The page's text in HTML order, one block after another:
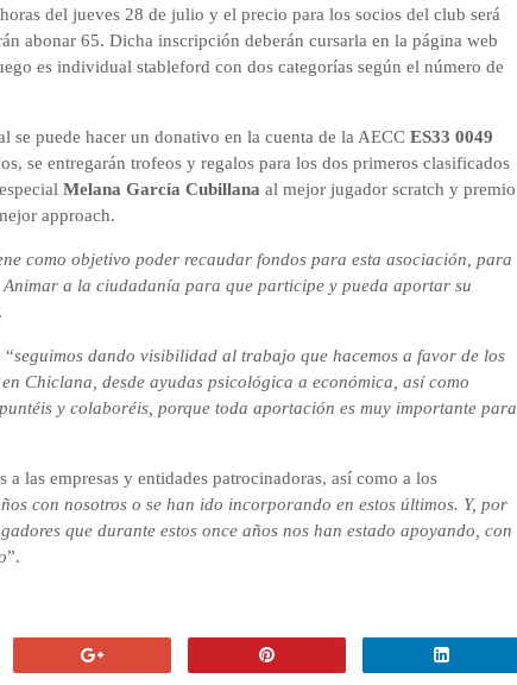
del jueves 28 de julio y el precio para los socios del club será
abonar 65. Dicha inscripción deberán cursarla en la página web
es individual stableford con dos categorías según el número de
se puede hacer un donativo en la cuenta de la AECC ES33 0049
se entregarán trofeos y regalos para los dos primeros clasificados
Melana García Cubillana al mejor jugador scratch y premio
approach.
como objetivo poder recaudar fondos para esta asociación, para
a la ciudadanía para que participe y pueda aportar su
“seguimos dando visibilidad al trabajo que hacemos a favor de los
Chiclana, desde ayudas psicológica a económica, así como
y colaboréis, porque toda aportación es muy importante para
las empresas y entidades patrocinadoras, así como a los
con nosotros o se han ido incorporando en estos últimos. Y, por
que durante estos once años nos han estado apoyando, con
”.